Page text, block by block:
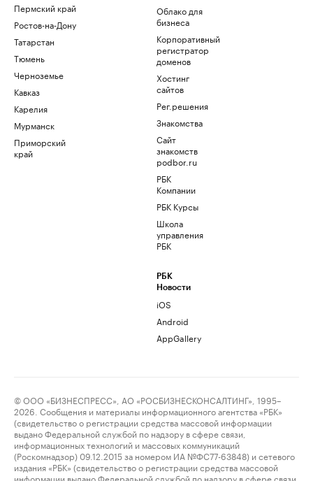
Пермский край
Ростов-на-Дону
Татарстан
Тюмень
Черноземье
Кавказ
Карелия
Мурманск
Приморский
край
Облако для
бизнеса
Корпоративный
регистратор
доменов
Хостинг
сайтов
Рег.решения
Знакомства
Сайт
знакомств
podbor.ru
РБК
Компании
РБК Курсы
Школа
управления
РБК
РБК
Новости
iOS
Android
AppGallery
© ООО «БИЗНЕСПРЕСС», АО «РОСБИЗНЕСКОНСАЛТИНГ», 1995–
2026. Сообщения и материалы информационного агентства «РБК»
(свидетельство о регистрации средства массовой информации
выдано Федеральной службой по надзору в сфере связи,
информационных технологий и массовых коммуникаций
(Роскомнадзор) 09.12.2015 за номером ИА №ФС77-63848) и сетевого
издания «РБК» (свидетельство о регистрации средства массовой
информации выдано Федеральной службой по надзору в сфере связи,